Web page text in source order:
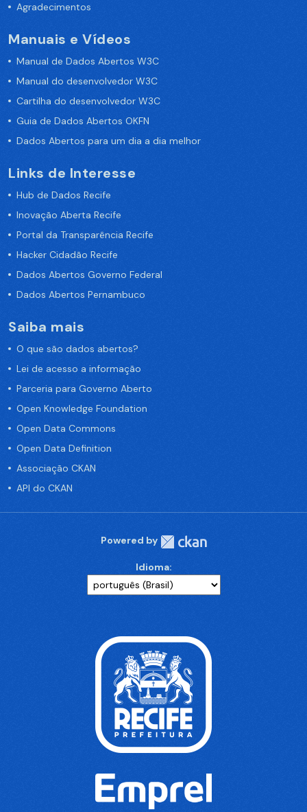
Agradecimentos
Manuais e Vídeos
Manual de Dados Abertos W3C
Manual do desenvolvedor W3C
Cartilha do desenvolvedor W3C
Guia de Dados Abertos OKFN
Dados Abertos para um dia a dia melhor
Links de Interesse
Hub de Dados Recife
Inovação Aberta Recife
Portal da Transparência Recife
Hacker Cidadão Recife
Dados Abertos Governo Federal
Dados Abertos Pernambuco
Saiba mais
O que são dados abertos?
Lei de acesso a informação
Parceria para Governo Aberto
Open Knowledge Foundation
Open Data Commons
Open Data Definition
Associação CKAN
API do CKAN
Powered by
Idioma